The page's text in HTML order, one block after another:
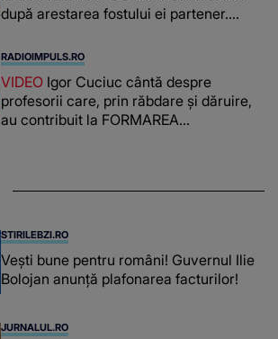
după arestarea fostului ei partener.
românca ucisă în Italia și ascunsă în
lada unui pat: " Îmi pare rău că nu am
reușit să fac mai mult pentru ea și..."
RADIOIMPULS.RO
VIDEO Igor Cuciuc cântă despre
profesorii care, prin răbdare și dăruire,
au contribuit la FORMAREA
chiar și după trecerea anilor: "De
STIRILEBZI.RO
Vești bune pentru români! Guvernul Ilie
Bolojan anunță plafonarea facturilor!
JURNALUL.RO